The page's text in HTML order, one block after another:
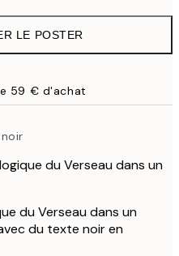
LE POSTER
59 € d'achat
du Verseau dans un
du Verseau dans un
du texte noir en